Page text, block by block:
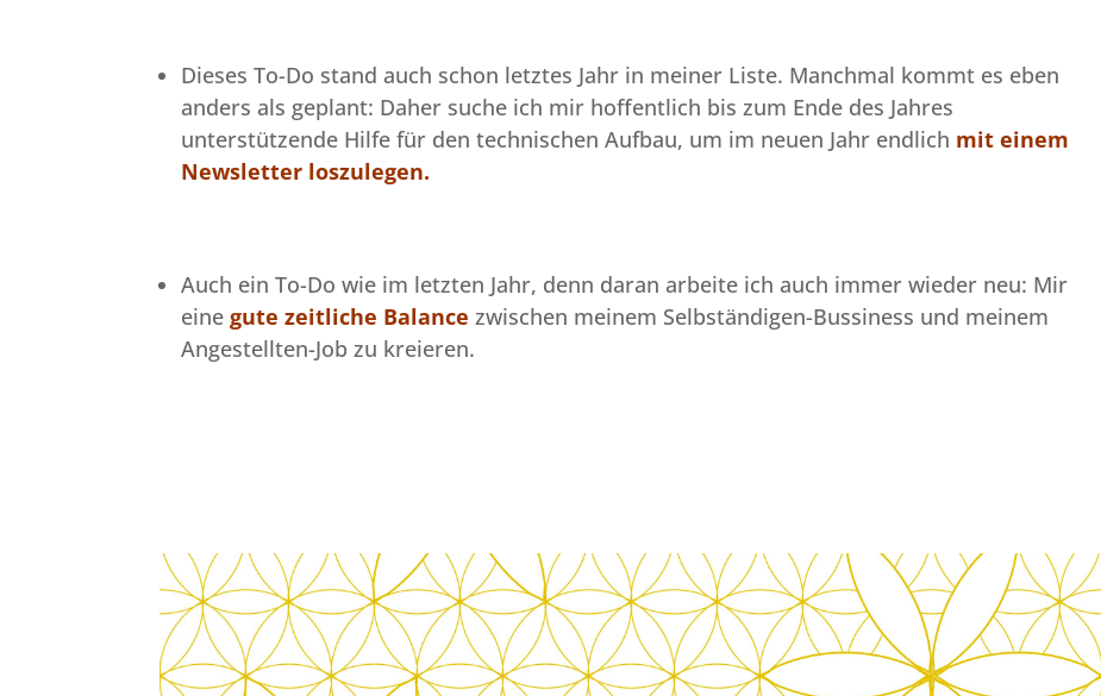
Dieses To-Do stand auch schon letztes Jahr in meiner Liste. Manchmal kommt es eben
anders als geplant: Daher suche ich mir hoffentlich bis zum Ende des Jahres
unterstützende Hilfe für den technischen Aufbau, um im neuen Jahr endlich mit einem
Newsletter loszulegen.
Auch ein To-Do wie im letzten Jahr, denn daran arbeite ich auch immer wieder neu: Mir
einegute zeitliche Balance zwischen meinem Selbständigen-Bussiness und meinem
Angestellten-Job zu kreieren.